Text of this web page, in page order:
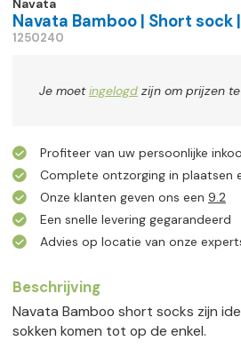
Navata
Navata Bamboo | Short sock
1250240
Je moetingelogd zijn om prijzen
Profiteer van uw persoonlijke
Complete ontzorging in plaatsen
Onze klanten geven ons een 9.2
Een snelle levering gegarandeerd
Advies op locatie van onze
Beschrijving
Navata Bamboo short socks zijn
sokken komen tot op de enkel.